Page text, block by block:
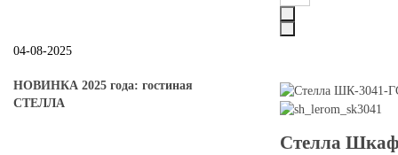
Стелла
04-08-2025
НОВИНКА 2025 года: гостиная
СТЕЛЛА